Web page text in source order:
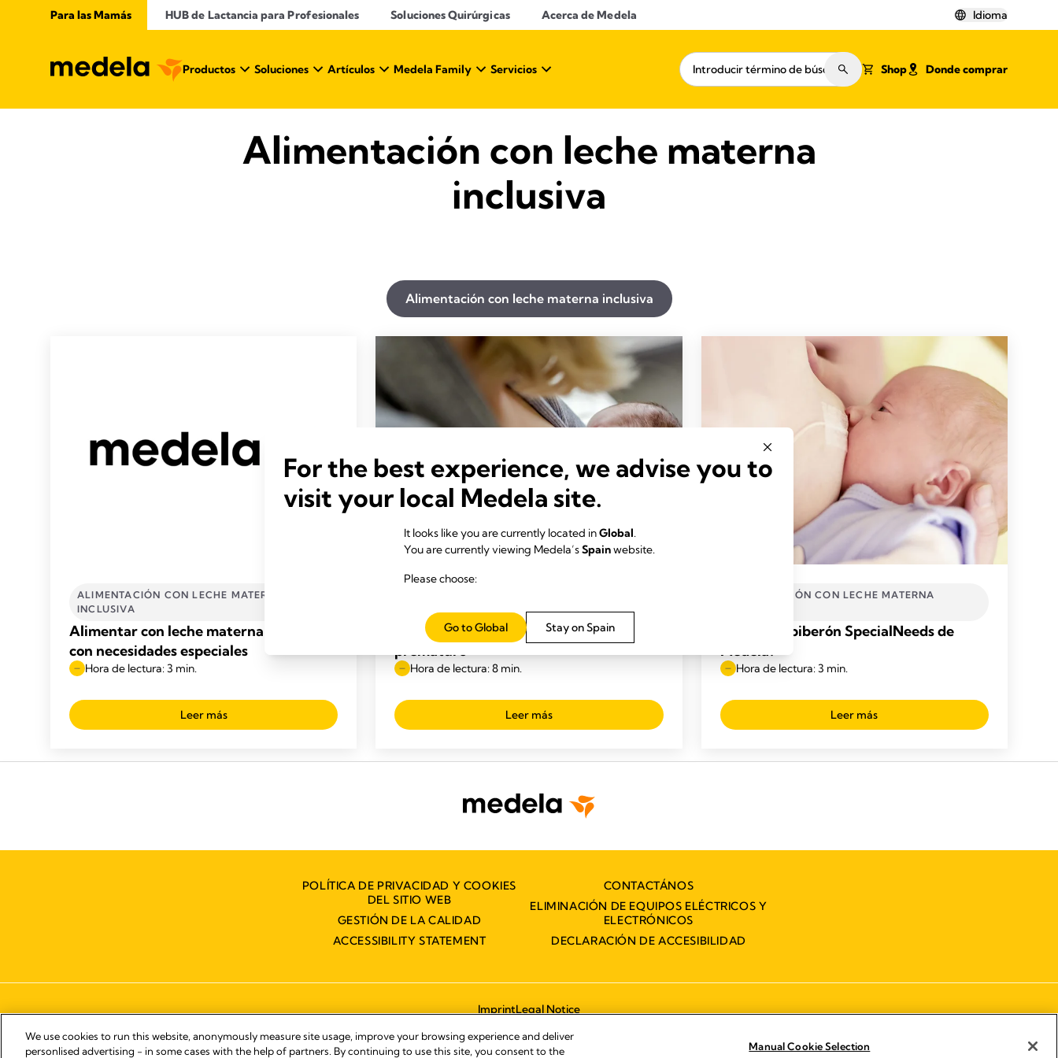
Para las Mamás ​ HUB de Lactancia para Profesionales Soluciones Quirúrgicas Acerca de Medela Idioma
Productos Soluciones Artículos Medela Family Servicios Shop Donde comprar
Alimentación con leche materna
inclusiva
Alimentación con leche materna inclusiva
ALIMENTACIÓN CON LECHE MATERNA
INCLUSIVA
Alimentar con leche materna a tu bebé
con necesidades especiales
Hora de lectura: 3 min.
Leer más
Alimentar con leche materna a tu bebé
Hora de lectura: 8 min.
Leer más
ALIMENTACIÓN CON LECHE MATERNA
¿Qué es el biberón SpecialNeeds de
Hora de lectura: 3 min.
Leer más
POLÍTICA DE PRIVACIDAD Y COOKIES
DEL SITIO WEB
GESTIÓN DE LA CALIDAD
ACCESSIBILITY STATEMENT
CONTACTÁNOS
ELIMINACIÓN DE EQUIPOS ELÉCTRICOS Y
ELECTRÓNICOS
DECLARACIÓN DE ACCESIBILIDAD
ImprintLegal Notice
For the best experience, we advise you to
visit your local Medela site.
It looks like you are currently located inGlobal.
You are currently viewing Medela’sSpainwebsite.
Please choose:
Stay on Spain
Go to Global
We use cookies to run this website, anonymously measure site usage, improve your browsing experience and deliver
personlised advertising - in some cases with the help of partners. By continuing to use this site, you consent to the
Manual Cookie Selection